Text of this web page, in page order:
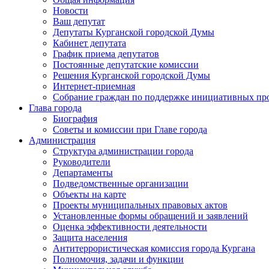
Новости
Ваш депутат
Депутаты Курганской городской Думы
Кабинет депутата
График приема депутатов
Постоянные депутатские комиссии
Решения Курганской городской Думы
Интернет-приемная
Собрание граждан по поддержке инициативных
Глава города
Биография
Советы и комиссии при Главе города
Администрация
Структура администрации города
Руководители
Департаменты
Подведомственные организации
Объекты на карте
Проекты муниципальных правовых актов
Установленные формы обращений и заявлений
Оценка эффективности деятельности
Защита населения
Антитеррористическая комиссия города Кургана
Полномочия, задачи и функции